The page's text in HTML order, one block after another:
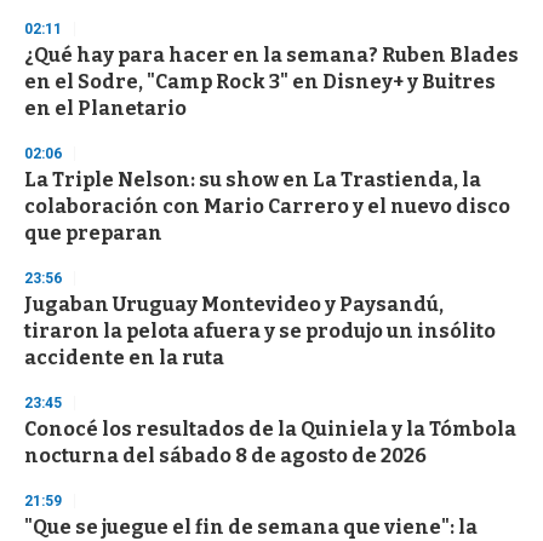
s
c
o
n
02:11
¿Qué hay para hacer en la semana? Ruben Blades
en el Sodre, "Camp Rock 3" en Disney+ y Buitres
en el Planetario
02:06
La Triple Nelson: su show en La Trastienda, la
colaboración con Mario Carrero y el nuevo disco
que preparan
23:56
Jugaban Uruguay Montevideo y Paysandú,
tiraron la pelota afuera y se produjo un insólito
accidente en la ruta
23:45
Conocé los resultados de la Quiniela y la Tómbola
nocturna del sábado 8 de agosto de 2026
21:59
"Que se juegue el fin de semana que viene": la